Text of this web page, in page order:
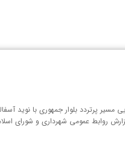
لامردی/ پایان انتظار ۴۰ روزه؛ بازگشایی مسیر
روابط عمومی شهرداری و شورای